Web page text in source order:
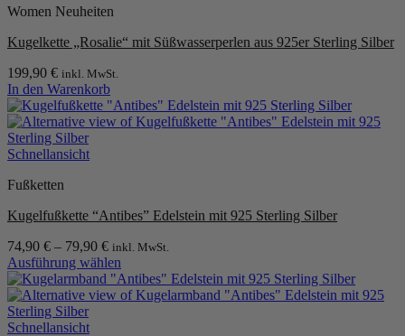
Varianten
Die
können
auf
der
Produktseite
gewählt
werden
Women Neuheiten
Kugelkette „Rosalie“ mit Süßwasserperlen aus 925er Sterling Silber
199,90 € inkl. MwSt.
In den Warenkorb
Schnellansicht
Fußketten
Kugelfußkette “Antibes” Edelstein mit 925 Sterling Silber
74,90 € – 79,90 € inkl. MwSt.
Ausführung wählen
Dieses
Produkt
weist
mehrere
Schnellansicht